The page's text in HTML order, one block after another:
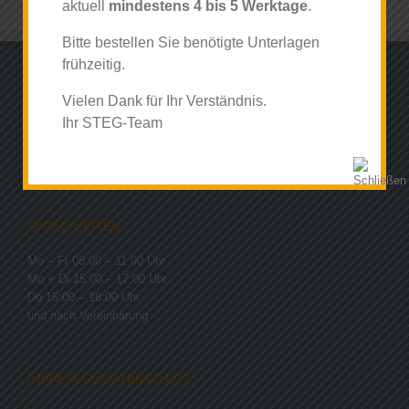
Steinbrinkstraße 261, 46145 Oberhausen
Fax: 0208 45199086
SPRECHZEITEN
Mo – Fr 08:00 – 11:00 Uhr
Mo + Di 15:00 – 17:00 Uhr
Do 15:00 – 18:00 Uhr
und nach Vereinbarung
IMPRESSUM/DATENSCHUTZ
aktuell mindestens 4 bis 5 Werktage.
Bitte bestellen Sie benötigte Unterlagen
frühzeitig.
Vielen Dank für Ihr Verständnis.
Ihr STEG-Team